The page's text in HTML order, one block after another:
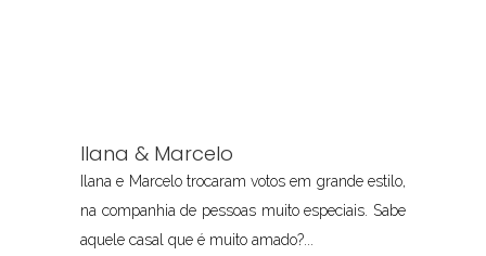
Ilana & Marcelo
Ilana e Marcelo trocaram votos em grande estilo,
na companhia de pessoas muito especiais. Sabe
aquele casal que é muito amado?...